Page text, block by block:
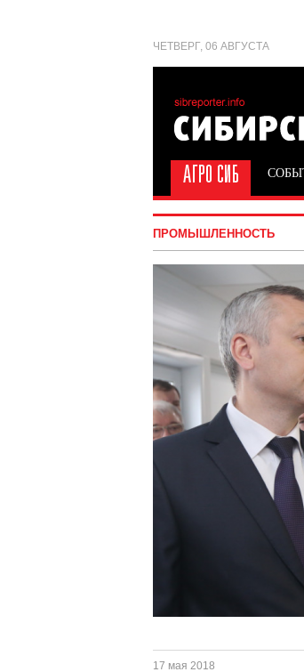
ЧЕТВЕРГ, 06 АВГУСТА
ПРОМЫШЛЕННОСТЬ
17 мая 2018